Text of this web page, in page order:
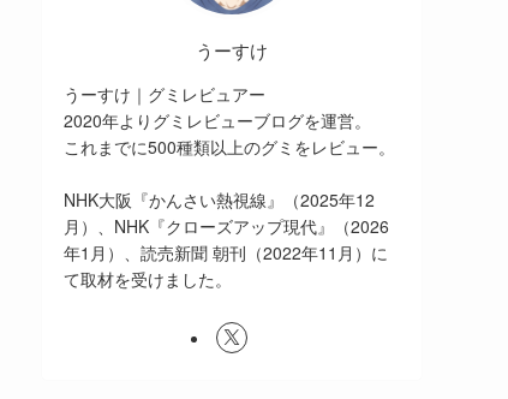
うーすけ
うーすけ｜グミレビュアー
2020年よりグミレビューブログを運営。
これまでに500種類以上のグミをレビュー。
NHK大阪『かんさい熱視線』（2025年12
月）、NHK『クローズアップ現代』（2026
年1月）、読売新聞 朝刊（2022年11月）に
て取材を受けました。